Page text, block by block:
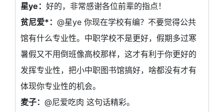
星ye： 好的，非常感谢各位前辈的指点！
贫尼爱*： @星ye 你现在学校有编？不要觉得公共
馆有什么专业性。中职学校不是更好，假期多过寒
暑假又不用倒班像高校那样，这才有利于你更好的
发挥专业性，把小中职图书馆搞好，啥都没有才有
体现你专业性的机会。
麦子： @尼爱吃肉 这句话精彩。